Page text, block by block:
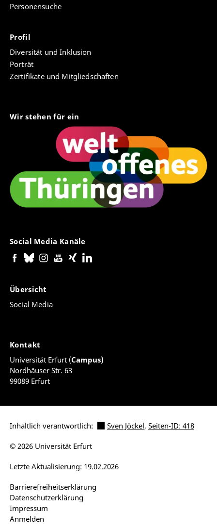
Personensuche
Profil
Diversität und Inklusion
Porträt
Zertifikate und Mitgliedschaften
Wir stehen für ein
Social Media Kanäle
Übersicht
Social Media
Kontakt
Universität Erfurt (Campus)
Nordhäuser Str. 63
99089 Erfurt
Inhaltlich verantwortlich: Sven Jöckel, Seiten-ID: 418
Barrierefreiheitserklärung
Datenschutzerklärung
Impressum
Anmelden
Letzte Aktualisierung: 19.02.2026
© 2026 Universität Erfurt